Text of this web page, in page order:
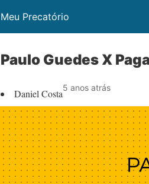
Meu Precatório
Paulo Guedes X
Daniel Costa5 anos atrás